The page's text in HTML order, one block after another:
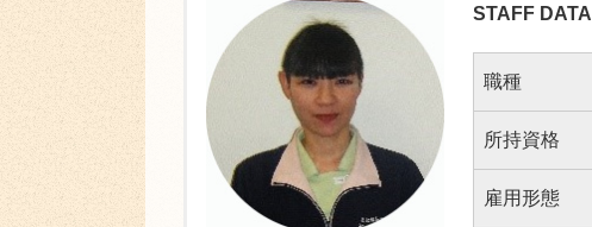
STAFF DATA
職種
所持資格
雇用形態